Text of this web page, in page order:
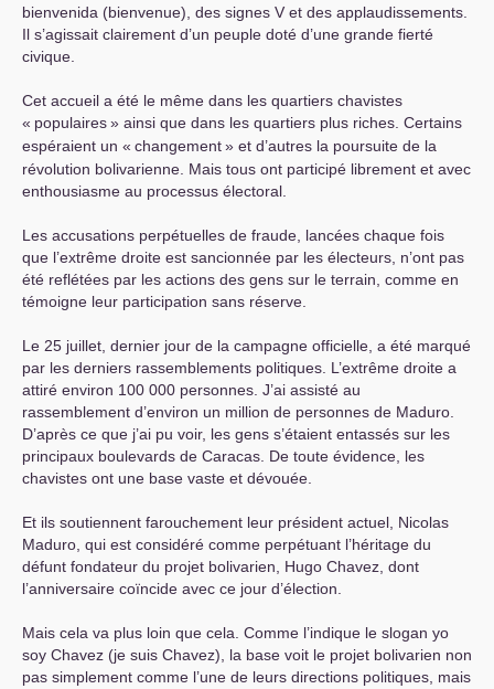
bienvenida (bienvenue), des signes V et des applaudissements.
Il s’agissait clairement d’un peuple doté d’une grande fierté
civique.
Cet accueil a été le même dans les quartiers chavistes
« populaires» ainsi que dans les quartiers plus riches. Certains
espéraient un « changement» et d’autres la poursuite de la
révolution bolivarienne. Mais tous ont participé librement et avec
enthousiasme au processus électoral.
Les accusations perpétuelles de fraude, lancées chaque fois
que l’extrême droite est sancionnée par les électeurs, n’ont pas
été reflétées par les actions des gens sur le terrain, comme en
témoigne leur participation sans réserve.
Le 25 juillet, dernier jour de la campagne officielle, a été marqué
par les derniers rassemblements politiques. L’extrême droite a
attiré environ 100 000 personnes. J’ai assisté au
rassemblement d’environ un million de personnes de Maduro.
D’après ce que j’ai pu voir, les gens s’étaient entassés sur les
principaux boulevards de Caracas. De toute évidence, les
chavistes ont une base vaste et dévouée.
Et ils soutiennent farouchement leur président actuel, Nicolas
Maduro, qui est considéré comme perpétuant l’héritage du
défunt fondateur du projet bolivarien, Hugo Chavez, dont
l’anniversaire coïncide avec ce jour d’élection.
Mais cela va plus loin que cela. Comme l’indique le slogan yo
soy Chavez (je suis Chavez), la base voit le projet bolivarien non
pas simplement comme l’une de leurs directions politiques, mais